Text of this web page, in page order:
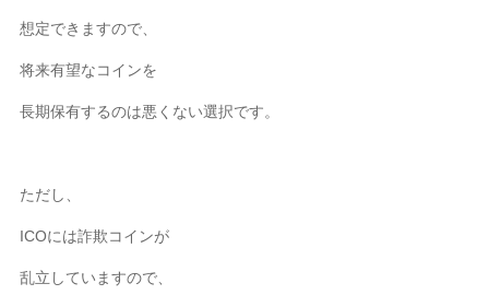
想定できますので、
将来有望なコインを
長期保有するのは悪くない選択です。
ただし、
ICOには詐欺コインが
乱立していますので、